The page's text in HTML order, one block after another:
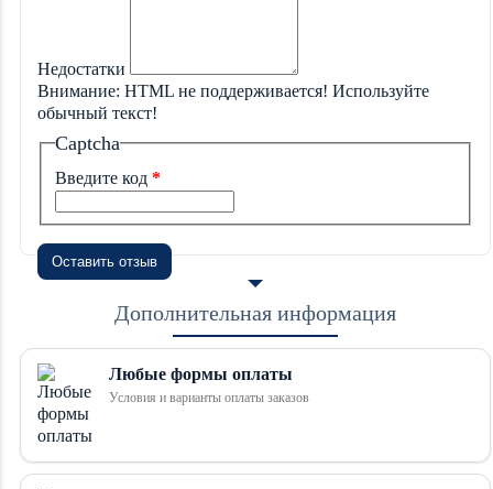
Недостатки
Внимание: HTML не поддерживается! Используйте
обычный текст!
Captcha
Введите код
Оставить отзыв
Дополнительная информация
Любые формы оплаты
Условия и варианты оплаты заказов